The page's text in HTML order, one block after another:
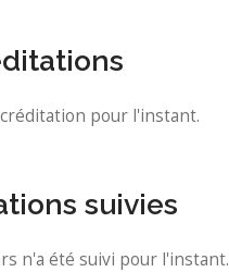
pour l'instant.
suivies
n'a été suivi pour l'instant.